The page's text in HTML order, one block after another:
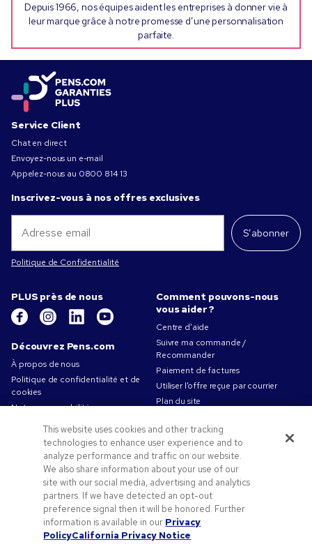
Depuis 1966, nos équipes aident les entreprises à donner vie à
leur marque grâce à notre promesse d’une personnalisation
parfaite.
Service Client
Chat en direct
Envoyez-nous un e-mail
Appelez-nous au 0800 814 13
Inscrivez-vous à nos offres exclusives
S’abonner
Politique de Confidentialité
PLUS près de nous
Découvrez Pens.com
À propos de nous
Politique de confidentialité et de
cookies
Notre responsabilité
Conditions d'utilisation
Conditions générales de vente
Travailler chez Pens.com
Offres et ressources
Objets publicitaires
Codes promo & coupons
Conseils de création
Comment pouvons-nous
vous aider ?
Centre d’aide
Suivre ma commande /
Recommander
Paiement de factures
Utiliser l’offre reçue par courrier
Plan du site
This website uses cookies and other tracking
technologies to enhance user experience and to
analyze performance and traffic on our website.
We also share information about your use of our
site with our social media, advertising and analytics
partners. If we have detected an opt-out
preference signal then it will be honored. Further
information is available in our Privacy
PolicyCalifornia Privacy Notice